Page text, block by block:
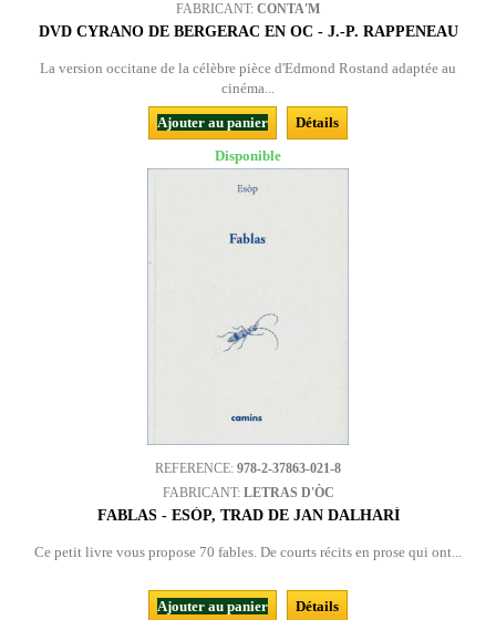
FABRICANT: CONTA'M
DVD CYRANO DE BERGERAC EN OC - J.-P. RAPPENEAU
La version occitane de la célèbre pièce d'Edmond Rostand adaptée au
cinéma...
Ajouter au panier
Détails
Disponible
REFERENCE: 978-2-37863-021-8
FABRICANT: LETRAS D'ÒC
FABLAS - ESÒP, TRAD DE JAN DALHARÍ
Ce petit livre vous propose 70 fables. De courts récits en prose qui ont...
Ajouter au panier
Détails